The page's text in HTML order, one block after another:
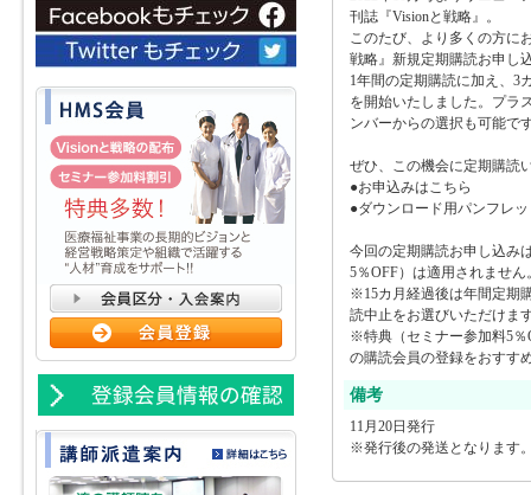
刊誌『Visionと戦略』。
このたび、より多くの方に
戦略』新規定期購読お申し
1年間の定期購読に加え、3
を開始いたしました。プラ
ンバーからの選択も可能で
ぜひ、この機会に定期購読
●お申込みはこちら
●ダウンロード用パンフレ
今回の定期購読お申し込み
5％OFF）は適用されません
※15カ月経過後は年間定期
読中止をお選びいただけま
※特典（セミナー参加料5
の購読会員の登録をおすす
備考
11月20日発行
※発行後の発送となります